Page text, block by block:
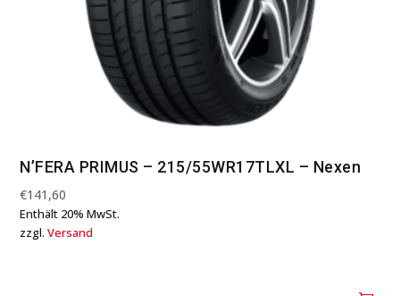
N’FERA PRIMUS – 215/55WR17TLXL – Nexen
€141,60
Enthält 20% MwSt.
zzgl.Versand